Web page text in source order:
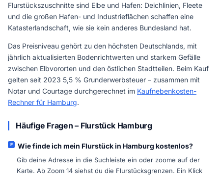
Flurstückszuschnitte sind Elbe und Hafen: Deichlinien, Fleete
und die großen Hafen- und Industrieflächen schaffen eine
Katasterlandschaft, wie sie kein anderes Bundesland hat.
Das Preisniveau gehört zu den höchsten Deutschlands, mit
jährlich aktualisierten Bodenrichtwerten und starkem Gefälle
zwischen Elbvororten und den östlichen Stadtteilen. Beim Kauf
gelten seit 2023 5,5 % Grunderwerbsteuer – zusammen mit
Notar und Courtage durchgerechnet im Kaufnebenkosten-
Rechner für Hamburg.
Häufige Fragen – Flurstück Hamburg
Wie finde ich mein Flurstück in Hamburg kostenlos?
Gib deine Adresse in die Suchleiste ein oder zoome auf der
Karte. Ab Zoom 14 siehst du die Flurstücksgrenzen. Ein Klick